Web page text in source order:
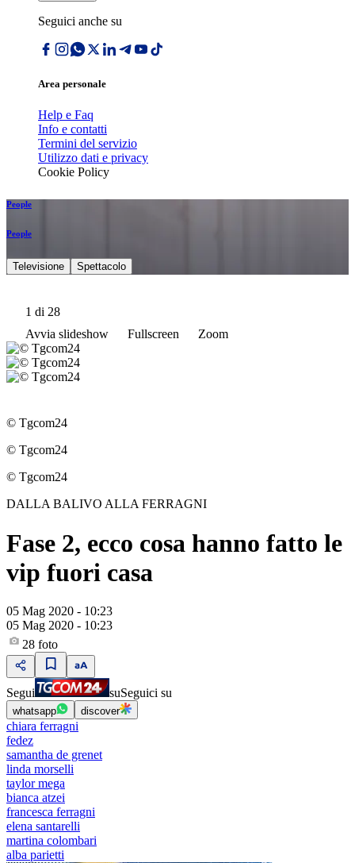
Seguici anche su
Area personale
Help e Faq
Info e contatti
Termini del servizio
Utilizzo dati e privacy
Cookie Policy
People
People
Televisione Spettacolo
1 di 28
Avvia slideshow
Fullscreen Zoom
© Tgcom24
© Tgcom24
© Tgcom24
DALLA BALIVO ALLA FERRAGNI
Fase 2, ecco cosa hanno fatto le
vip fuori casa
05 Mag 2020 - 10:23
05 Mag 2020 - 10:23
28 foto
Segui suSeguici su
whatsapp discover
chiara ferragni
fedez
samantha de grenet
linda morselli
taylor mega
bianca atzei
francesca ferragni
elena santarelli
martina colombari
alba parietti